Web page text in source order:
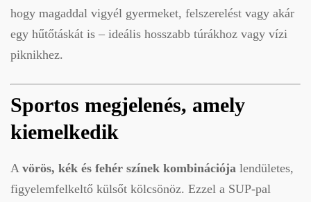
hogy magaddal vigyél gyermeket, felszerelést vagy akár
egy hűtőtáskát is – ideális hosszabb túrákhoz vagy vízi
piknikhez.
Sportos megjelenés, amely
kiemelkedik
A vörös, kék és fehér színek kombinációja lendületes,
figyelemfelkeltő külsőt kölcsönöz. Ezzel a SUP-pal